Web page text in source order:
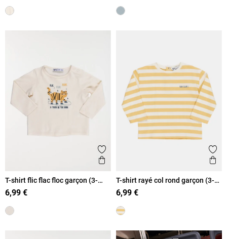
Ajouter aux favoris
Aperçu rapide
T-shirt flic flac floc garçon (3-
36M)
6,99 €
T-shirt rayé col rond garçon (3-
36M)
6,99 €